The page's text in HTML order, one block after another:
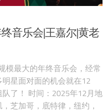
终音乐会|王嘉尔|黄老
模最大的年终音乐会，经常
星面对面的机会就在12
了！ 时间：2025年12月地
芝加哥，底特律，纽约，